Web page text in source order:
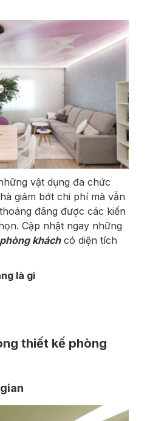
vật dụng đa chức
giảm bớt chi phí mà vẫn
đãng được các kiến
Cập nhật ngay những
kháchcó diện tích
là gì
thiết kế phòng